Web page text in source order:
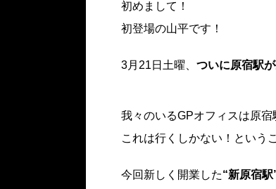
初めまして！
初登場の山平です！
3月21日土曜、 ついに原宿駅
我々のいるGPオフィスは原宿
これは行くしかない！という
今回新しく開業した“新原宿駅